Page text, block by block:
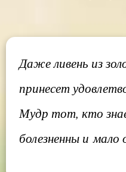
Даже ливень из
принесет
Мудр тот, кто
болезненны и